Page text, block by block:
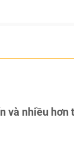
và nhiều hơn